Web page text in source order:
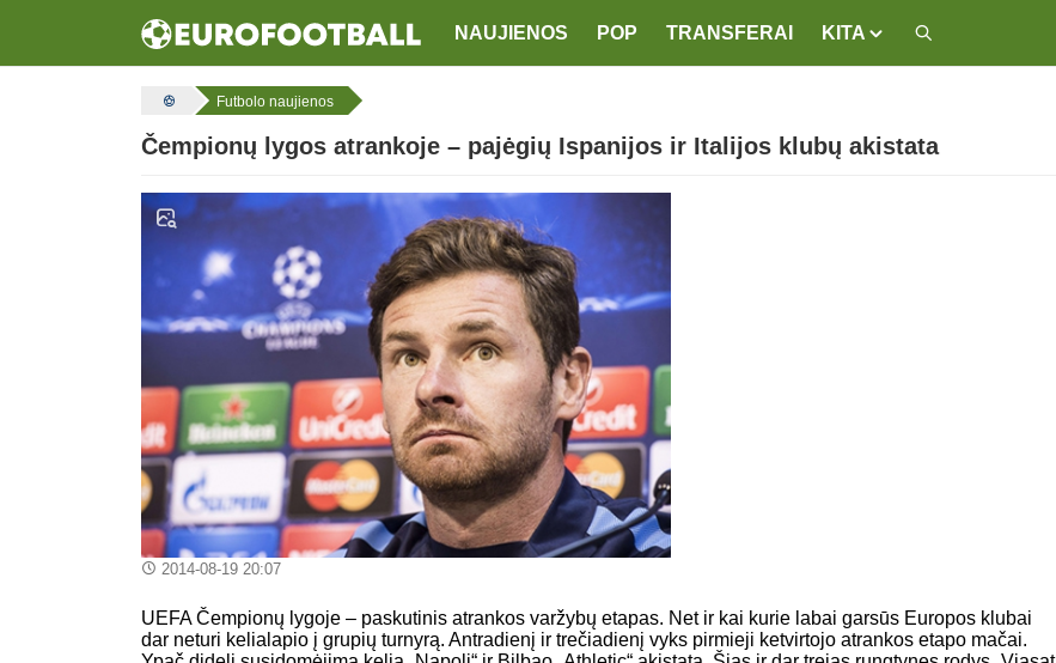
NAUJIENOS POP TRANSFERAI KITA
Futbolo naujienos
Čempionų lygos atrankoje – pajėgių Ispanijos ir Italijos klubų akistata
2014-08-19 20:07
UEFA Čempionų lygoje – paskutinis atrankos varžybų etapas. Net ir kai kurie labai garsūs Europos klubai
dar neturi kelialapio į grupių turnyrą. Antradienį ir trečiadienį vyks pirmieji ketvirtojo atrankos etapo mačai.